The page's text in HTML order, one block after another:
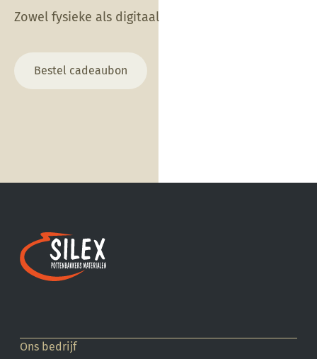
Zowel fysieke als digitaal
Bestel cadeaubon
Ons bedrijf